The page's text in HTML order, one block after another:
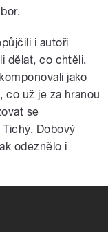
i autoři
dělat, co chtěli.
jako
co už je za hranou
se
Dobový
odeznělo i